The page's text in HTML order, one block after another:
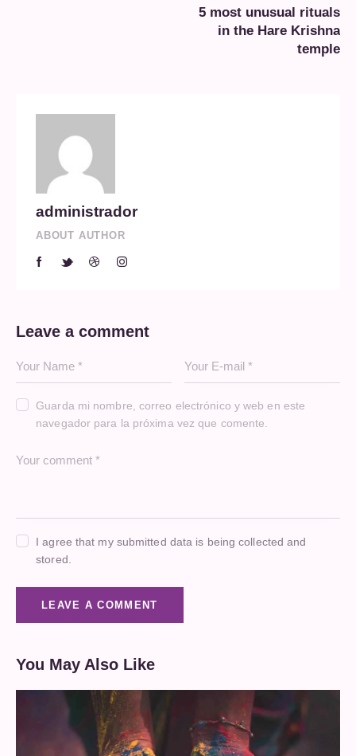
5 most unusual rituals
in the Hare Krishna
temple
administrador
ABOUT AUTHOR
Leave a comment
Guarda mi nombre, correo electrónico y web en este
navegador para la próxima vez que comente.
I agree that my submitted data is being collected and
stored.
You May Also Like